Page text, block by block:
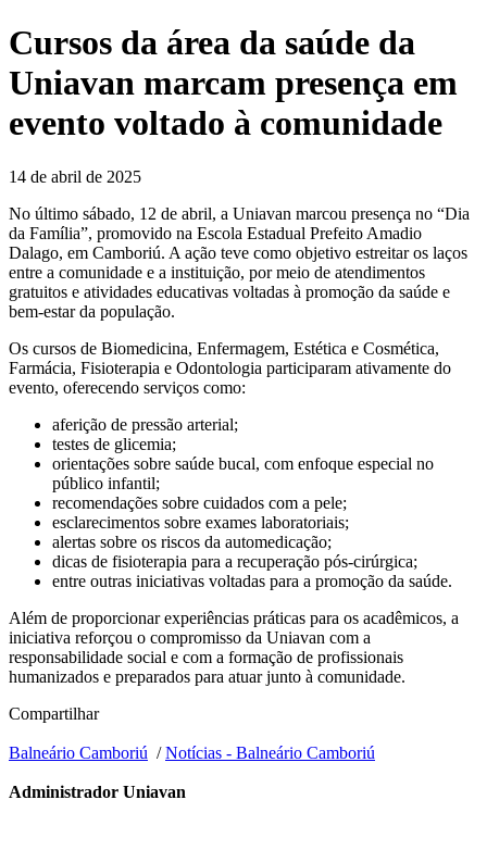
Cursos da área da saúde da
Uniavan marcam presença em
evento voltado à comunidade
14 de abril de 2025
No último sábado, 12 de abril, a Uniavan marcou presença no “Dia
da Família”, promovido na Escola Estadual Prefeito Amadio
Dalago, em Camboriú. A ação teve como objetivo estreitar os laços
entre a comunidade e a instituição, por meio de atendimentos
gratuitos e atividades educativas voltadas à promoção da saúde e
bem-estar da população.
Os cursos de Biomedicina, Enfermagem, Estética e Cosmética,
Farmácia, Fisioterapia e Odontologia participaram ativamente do
evento, oferecendo serviços como:
aferição de pressão arterial;
testes de glicemia;
orientações sobre saúde bucal, com enfoque especial no
público infantil;
recomendações sobre cuidados com a pele;
esclarecimentos sobre exames laboratoriais;
alertas sobre os riscos da automedicação;
dicas de fisioterapia para a recuperação pós-cirúrgica;
entre outras iniciativas voltadas para a promoção da saúde.
Além de proporcionar experiências práticas para os acadêmicos, a
iniciativa reforçou o compromisso da Uniavan com a
responsabilidade social e com a formação de profissionais
humanizados e preparados para atuar junto à comunidade.
Compartilhar
Balneário Camboriú /Notícias - Balneário Camboriú
Administrador Uniavan